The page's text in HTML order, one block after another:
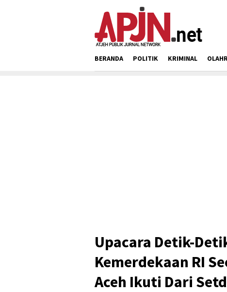
BERANDA POLITIK KRIMINAL
Upacara Detik-
Kemerdekaan RI
Aceh Ikuti Dari